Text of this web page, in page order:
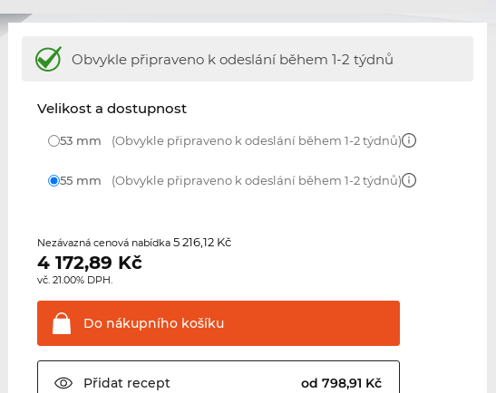
Obvykle připraveno k odeslání během 1-2 týdnů
Velikost a dostupnost
53 mm (Obvykle připraveno k odeslání během 1-2 týdnů)
55 mm (Obvykle připraveno k odeslání během 1-2 týdnů)
Nezávazná cenová nabídka5 216,12 Kč
4 172,89 Kč
vč. 21.00% DPH.
Do nákupního košíku
Přidat recept od 798,91 Kč